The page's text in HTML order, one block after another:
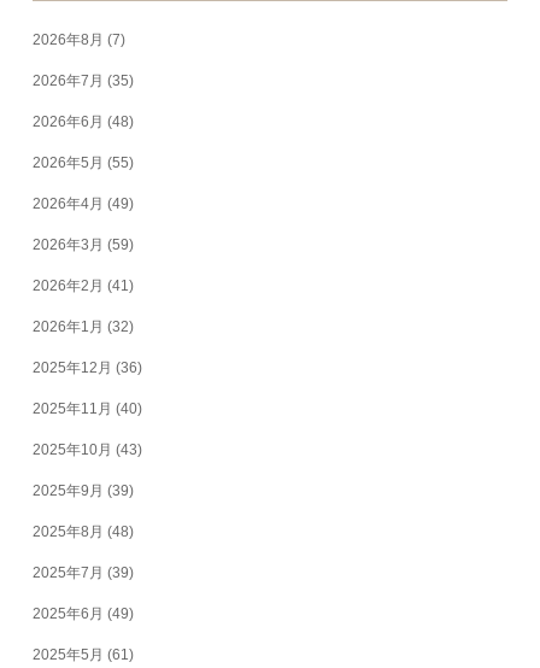
2026年8月 (7)
2026年7月 (35)
2026年6月 (48)
2026年5月 (55)
2026年4月 (49)
2026年3月 (59)
2026年2月 (41)
2026年1月 (32)
2025年12月 (36)
2025年11月 (40)
2025年10月 (43)
2025年9月 (39)
2025年8月 (48)
2025年7月 (39)
2025年6月 (49)
2025年5月 (61)